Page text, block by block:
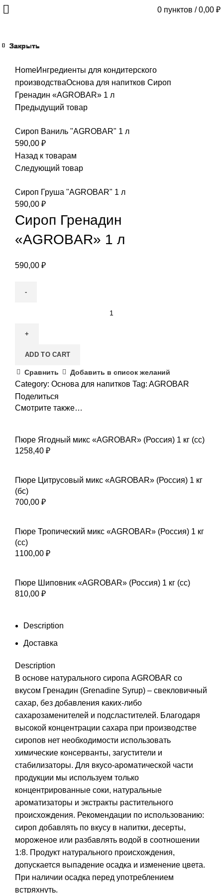
0 пунктов / 0,00 ₽
HomeИнгредиенты для кондитерского
производстваОснова для напитков Сироп
Гренадин «AGROBAR» 1 л
Предыдущий товар
Сироп Ваниль "AGROBAR" 1 л
590,00 ₽
Назад к товарам
Следующий товар
Сироп Груша "AGROBAR" 1 л
590,00 ₽
Сироп Гренадин
«AGROBAR» 1 л
590,00 ₽
"AGROBAR"
quantity
ADD TO CART
Сравнить Добавить в список желаний
Category: Основа для напитков Tag: AGROBAR
Поделиться
Смотрите также…
Пюре Ягодный микс «AGROBAR» (Россия) 1 кг (сс)
1258,40 ₽
Пюре Цитрусовый микс «AGROBAR» (Россия) 1 кг
(бс)
700,00 ₽
Пюре Тропический микс «AGROBAR» (Россия) 1 кг
(сс)
1100,00 ₽
Пюре Шиповник «AGROBAR» (Россия) 1 кг (сс)
810,00 ₽
Description
Доставка
Description
В основе натурального сиропа AGROBAR со
вкусом Гренадин (Grenadine Syrup) – свекловичный
сахар, без добавления каких-либо
сахарозаменителей и подсластителей. Благодаря
высокой концентрации сахара при производстве
сиропов нет необходимости использовать
химические консерванты, загустители и
стабилизаторы. Для вкусо-ароматической части
продукции мы используем только
концентрированные соки, натуральные
ароматизаторы и экстракты растительного
происхождения. Рекомендации по использованию:
сироп добавлять по вкусу в напитки, десерты,
мороженое или разбавлять водой в соотношении
1:8. Продукт натурального происхождения,
допускается выпадение осадка и изменение цвета.
При наличии осадка перед употреблением
встряхнуть.
Закрыть
Закрыть
Закрыть
Закрыть
Закрыть
Закрыть
Закрыть
Закрыть
Закрыть
Закрыть
Закрыть
Закрыть
Закрыть
Закрыть